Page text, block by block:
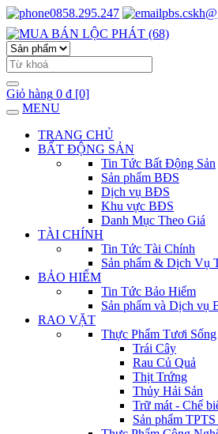
0858.295.247
Giỏ hàng 0 đ [0]
MENU
TRANG CHỦ
BẤT ĐỘNG SẢN
Tin Tức Bất Động Sản
Sản phẩm BĐS
Dịch vụ BĐS
Khu vực BĐS
Danh Mục Theo Giá
TÀI CHÍNH
Tin Tức Tài Chính
Sản phẩm & Dịch Vụ
BẢO HIỂM
Tin Tức Bảo Hiểm
Sản phẩm và Dịch vụ
RAO VẶT
Thực Phẩm Tươi Sống
Trái Cây
Rau Củ Quả
Thịt Trứng
Thủy Hải Sản
Trữ mát - Chế
Sản phẩm